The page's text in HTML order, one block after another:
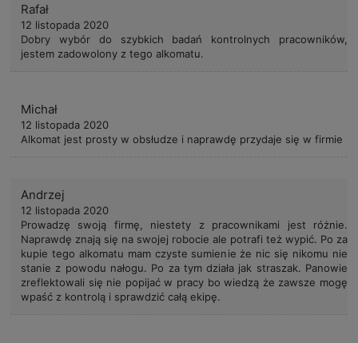
Rafał
12 listopada 2020
Dobry wybór do szybkich badań kontrolnych pracowników,
jestem zadowolony z tego alkomatu.
Michał
12 listopada 2020
Alkomat jest prosty w obsłudze i naprawdę przydaje się w firmie
Andrzej
12 listopada 2020
Prowadzę swoją firmę, niestety z pracownikami jest różnie.
Naprawdę znają się na swojej robocie ale potrafi też wypić. Po za
kupie tego alkomatu mam czyste sumienie że nic się nikomu nie
stanie z powodu nałogu. Po za tym działa jak straszak. Panowie
zreflektowali się nie popijać w pracy bo wiedzą że zawsze mogę
wpaść z kontrolą i sprawdzić całą ekipę.